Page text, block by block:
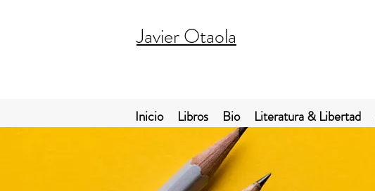
Javier Otaola
Inicio Libros Bio Literatura & Libertad